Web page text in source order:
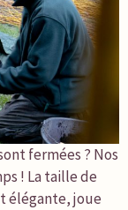
fermées ? Nos
! La taille de
élégante, joue